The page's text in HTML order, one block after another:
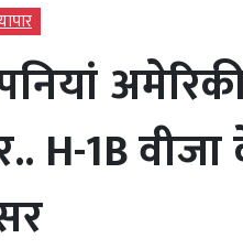
H-1B